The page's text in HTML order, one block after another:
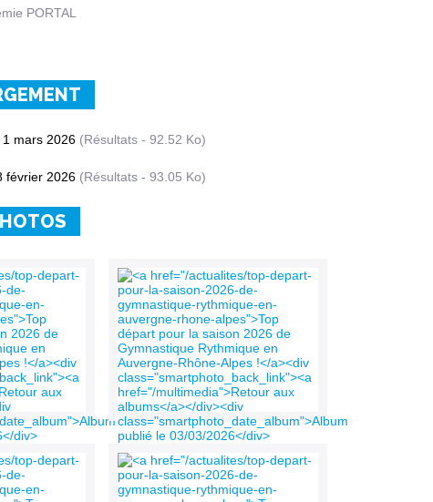
PORTAL
mars 2026 (Résultats - 92.52 Ko)
février 2026 (Résultats - 93.05 Ko)